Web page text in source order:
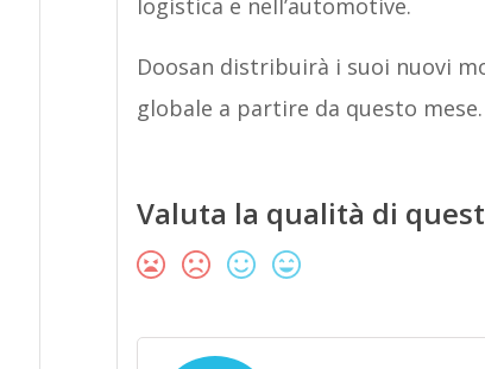
logistica e nell’automotive.
Doosan distribuirà i suoi nuovi
globale a partire da questo mese.
Valuta la qualità di